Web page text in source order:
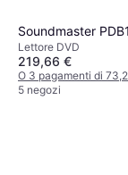
Soundmaster
Lettore DVD
219,66 €
O 3 pagamenti di
5 negozi